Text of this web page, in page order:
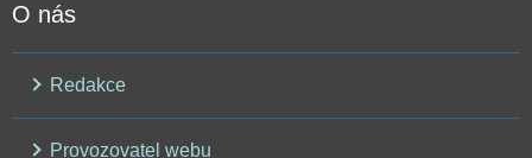
O nás
Redakce
Provozovatel webu